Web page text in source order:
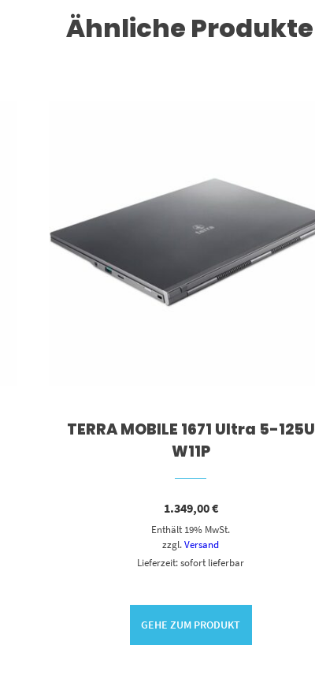
Ähnliche Produkte
TERRA MOBILE 1671 Ultra 5-125U
W11P
1.349,00€
Enthält 19% MwSt.
zzgl.Versand
Lieferzeit: sofort lieferbar
GEHE ZUM PRODUKT